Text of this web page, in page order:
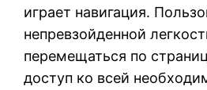
играет навигация.
непревзойденной
перемещаться по
доступ ко всей